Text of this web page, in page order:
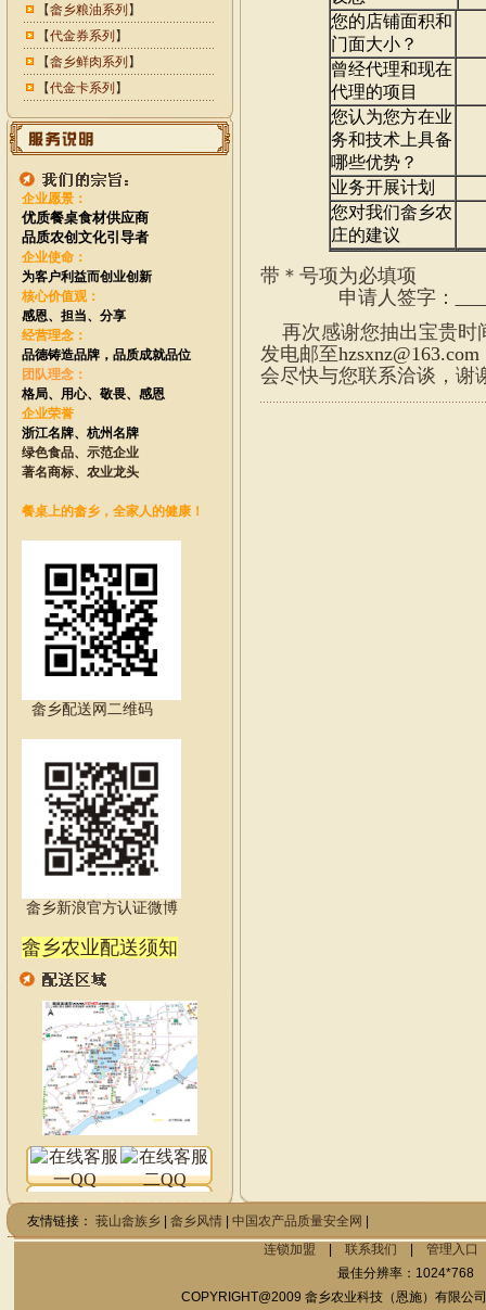
【畲乡粮油系列 】
【代金券系列 】
【畲乡鲜肉系列 】
【代金卡系列 】
企业愿景：
优质餐桌食材供应商
品质农创文化引导者
企业使命：
为客户利益而创业创新
核心价值观：
感恩、担当、分享
经营理念：
品德铸造品牌， 品质成就品位
团队理念：
格局、用心、敬畏、感恩
企业荣誉
浙江名牌、 杭州名牌
绿色食品、示范企业
著名商标、农业龙头
餐桌上的畲乡，全家人的健康！
畲乡配送网二维码
畲乡新浪官方认证微博
畲乡农业配送须知
您的店铺面积和
门面大小？
曾经代理和现在
代理的项目
您认为您方在业
务和技术上具备
哪些优势？
业务开展计划
您对我们畲乡农
庄的建议
带＊号项为必填项
申请人签字：
再次感谢您抽出宝贵时
发电邮至hzsxnz@163.com
会尽快与您联系洽谈，谢
友情链接： 莪山畲族乡 畲乡风情 中国农产品质量安全网
连锁加盟
联系我们 管理入口
最佳分辨率：1024*768
COPYRIGHT@2009 畲乡农业科技（恩施）有限公